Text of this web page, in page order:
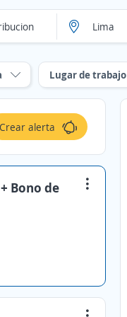
Lugar de trabajo
Crear alerta
Bono de